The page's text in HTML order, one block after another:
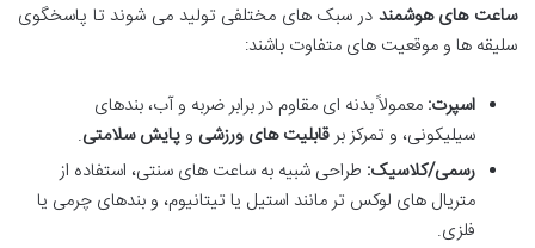
ساعت های هوشمند در سبک های مختلفی تولید می شوند تا پاسخگوی
سلیقه ها و موقعیت های متفاوت باشند:
اسپرت: معمولاً بدنه ای مقاوم در برابر ضربه و آب، بندهای
سیلیکونی، و تمرکز برقابلیت های ورزشی وپایش سلامتی.
رسمی/کلاسیک: طراحی شبیه به ساعت های سنتی، استفاده از
متریال های لوکس تر مانند استیل یا تیتانیوم، و بندهای چرمی یا
فلزی.